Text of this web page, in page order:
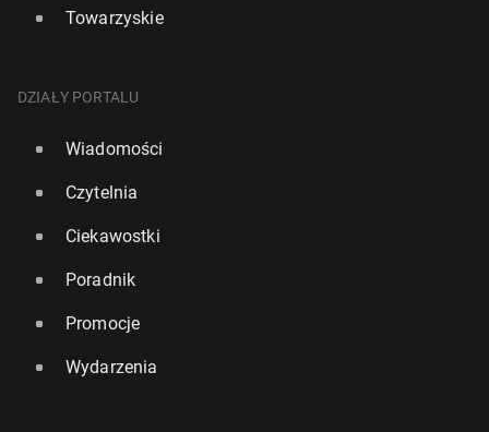
Towarzyskie
DZIAŁY PORTALU
Wiadomości
Czytelnia
Ciekawostki
Poradnik
Promocje
Wydarzenia